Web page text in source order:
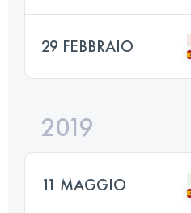
29 FEBBRAIO
2019
11 MAGGIO